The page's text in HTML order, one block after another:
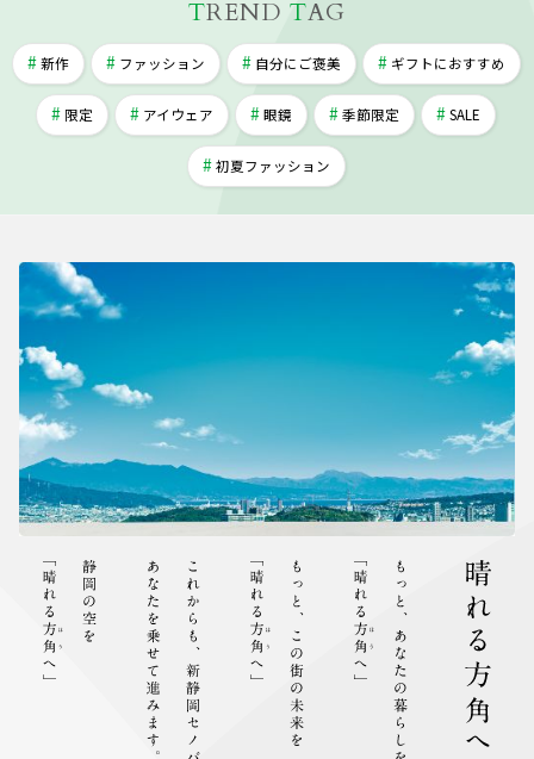
TREND TAG
新作 ファッション 自分にご褒美 ギフトにおすすめ
限定 アイウェア 眼鏡 季節限定 SALE
初夏ファッション